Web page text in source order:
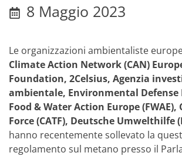
8 Maggio 2023
Le organizzazioni ambientaliste
Climate Action Network (CAN)
Foundation, 2Celsius, Agenzia
ambientale, Environmental Defense
Food & Water Action Europe (FWAE),
Force (CATF), Deutsche Umwelthilfe
hanno recentemente sollevato la
regolamento sul metano presso il